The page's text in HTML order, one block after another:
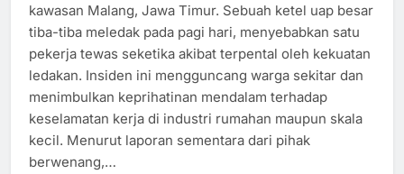
kawasan Malang, Jawa Timur. Sebuah ketel uap besar
tiba-tiba meledak pada pagi hari, menyebabkan satu
pekerja tewas seketika akibat terpental oleh kekuatan
ledakan. Insiden ini mengguncang warga sekitar dan
menimbulkan keprihatinan mendalam terhadap
keselamatan kerja di industri rumahan maupun skala
kecil. Menurut laporan sementara dari pihak
berwenang,…